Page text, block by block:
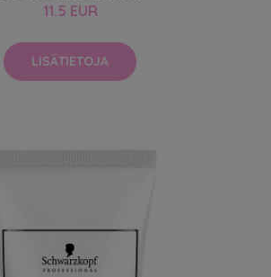
11.5 EUR
LISÄTIETOJA